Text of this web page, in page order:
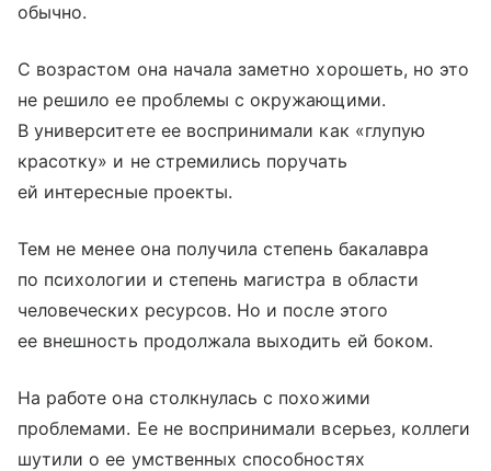
обычно.
С возрастом она начала заметно хорошеть, но это
не решило ее проблемы с окружающими.
В университете ее воспринимали как «глупую
красотку» и не стремились поручать
ей интересные проекты.
Тем не менее она получила степень бакалавра
по психологии и степень магистра в области
человеческих ресурсов. Но и после этого
ее внешность продолжала выходить ей боком.
На работе она столкнулась с похожими
проблемами. Ее не воспринимали всерьез, коллеги
шутили о ее умственных способностях